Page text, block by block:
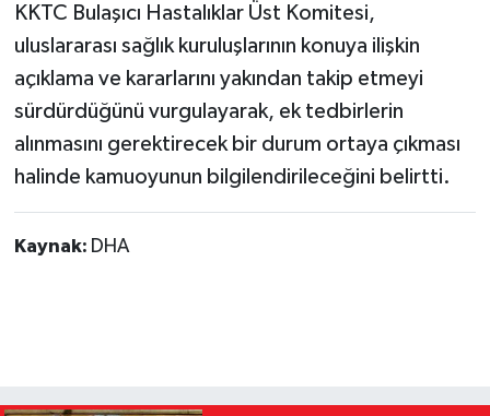
KKTC Bulaşıcı Hastalıklar Üst Komitesi,
uluslararası sağlık kuruluşlarının konuya ilişkin
açıklama ve kararlarını yakından takip etmeyi
sürdürdüğünü vurgulayarak, ek tedbirlerin
alınmasını gerektirecek bir durum ortaya çıkması
halinde kamuoyunun bilgilendirileceğini belirtti.
Kaynak: DHA